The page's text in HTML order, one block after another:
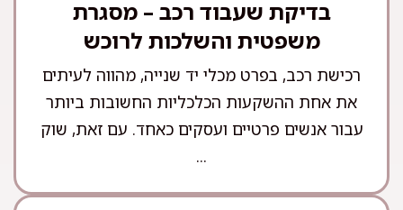
בדיקת שעבוד רכב – מסגרת
משפטית והשלכות לרוכש
רכישת רכב, בפרט מכלי יד שנייה, מהווה לעיתים
את אחת ההשקעות הכלכליות החשובות ביותר
עבור אנשים פרטיים ועסקים כאחד. עם זאת, שוק
...